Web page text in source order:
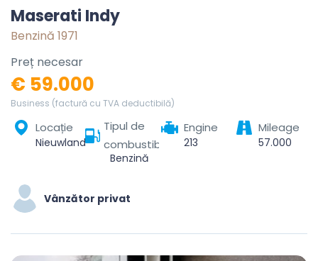
Maserati Indy
Benzină 1971
Preț necesar
€ 59.000
Business (factură cu TVA deductibilă)
Locație
Nieuwland, Vijfheerenlanden, Utrecht, Netherlands
Tipul de
combustibil
Benzină
Engine
213
Mileage
57.000
Vânzător privat